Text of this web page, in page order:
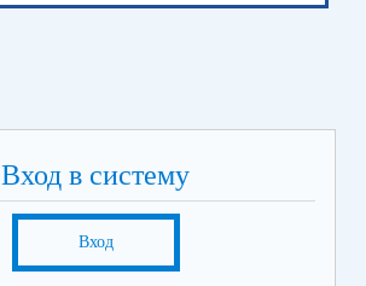
Вход в систему
Вход